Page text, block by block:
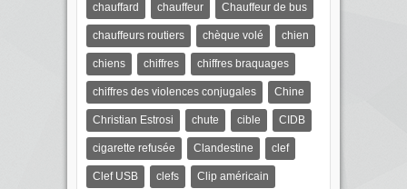
chauffard chauffeur Chauffeur de bus
chauffeurs routiers chèque volé chien
chiens chiffres chiffres braquages
chiffres des violences conjugales Chine
Christian Estrosi chute cible CIDB
cigarette refusée Clandestine clef
Clef USB clefs Clip américain